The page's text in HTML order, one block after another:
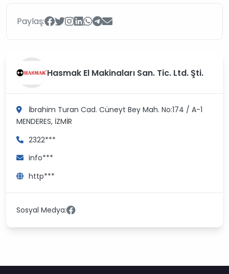
Paylaş:
Hasmak El Makinaları San. Tic. Ltd. Şti.
İbrahim Turan Cad. Cüneyt Bey Mah. No:174 / A-1
MENDERES, İZMİR
2322***
info***
http***
Sosyal Medya: